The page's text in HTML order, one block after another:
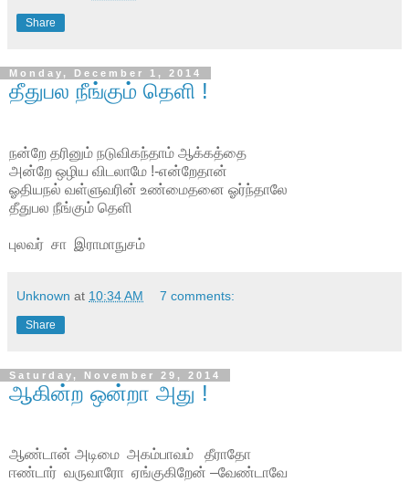
Share
Monday, December 1, 2014
தீதுபல நீங்கும் தெளி !
நன்றே தரினும் நடுவிகந்தாம் ஆக்கத்தை
அன்றே ஒழிய விடலாமே !-என்றேதான்
ஓதியநல் வள்ளுவரின் உண்மைதனை ஓர்ந்தாலே
தீதுபல நீங்கும் தெளி
புலவர் சா இராமாநுசம்
Unknown at 10:34 AM 7 comments:
Share
Saturday, November 29, 2014
ஆகின்ற ஒன்றா அது !
ஆண்டான் அடிமை அகம்பாவம் தீராதோ
ஈண்டார் வருவாரோ ஏங்குகிறேன் –வேண்டாவே